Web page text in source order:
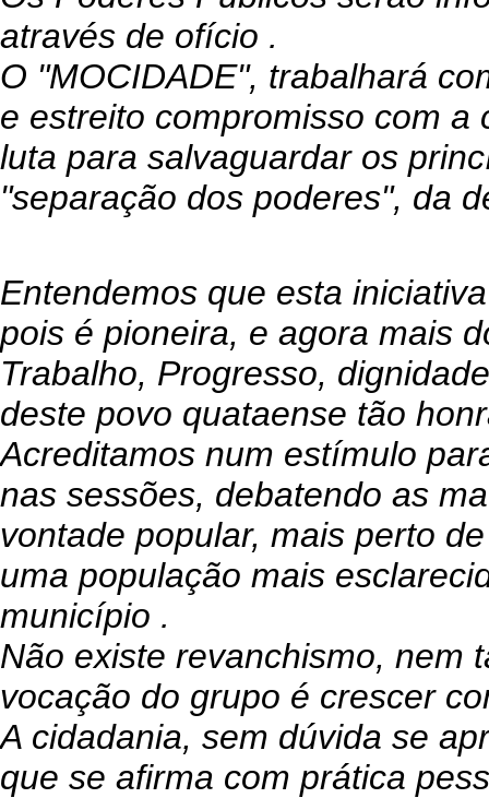
através de ofício .
O "MOCIDADE", trabalhará
e estreito compromisso com
luta para salvaguardar os
"separação dos poderes", da
Entendemos que esta
pois é pioneira, e agora mais
Trabalho, Progresso,
deste povo quataense tão
Acreditamos num estímulo
nas sessões, debatendo as
vontade popular, mais perto
uma população mais
município .
Não existe revanchismo, nem
vocação do grupo é crescer
A cidadania, sem dúvida se
que se afirma com prática